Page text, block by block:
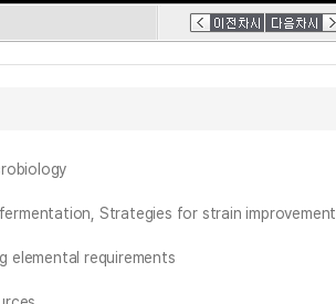
Strategies for strain improvement
elemental requirements